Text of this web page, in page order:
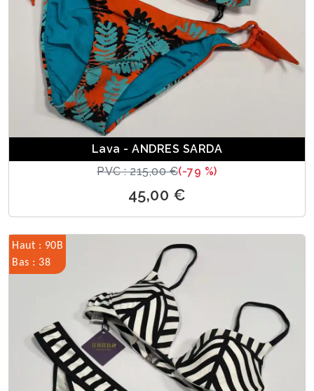
Lava - ANDRES SARDA
PVC : 215,00 €(-79 %)
45,00 €
Haut : 90B
Bas : 38